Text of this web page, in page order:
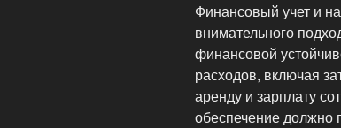
Финансовый учет и
внимательного
финансовой
расходов, включая
аренду и зарплату
обеспечение должно